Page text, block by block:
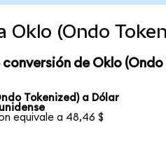
Oklo (Ondo
conversión de Oklo (Ondo
Tokenized) a Dólar
equivale a 48,46 $